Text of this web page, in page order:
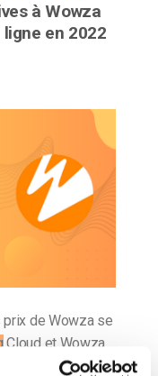
à Wowza
en 2022
de Wowza se
Cloud et Wowza
Cloud Wowza